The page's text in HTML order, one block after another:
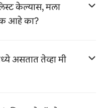
केल्यास, मला
आहे का?
असतात तेव्हा मी